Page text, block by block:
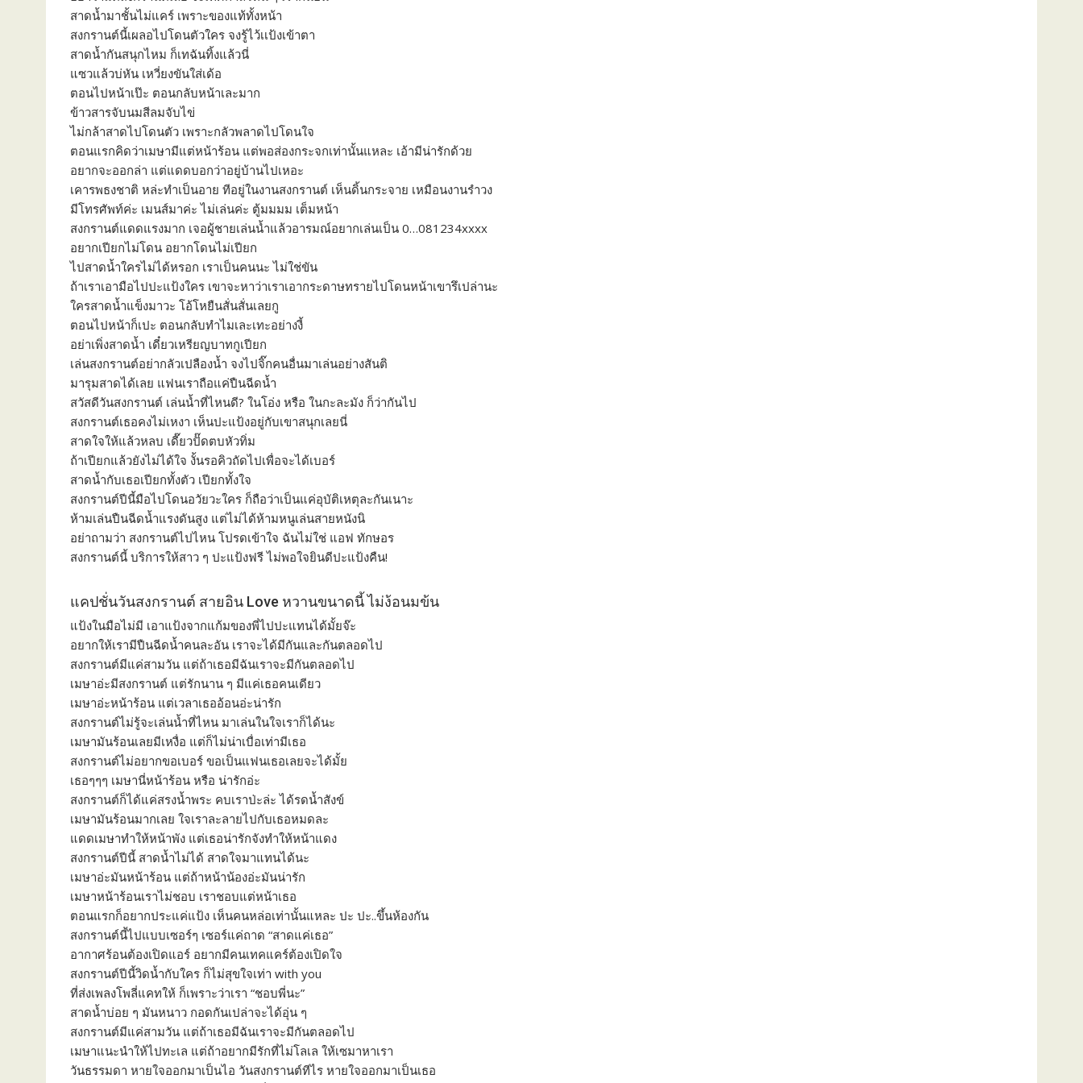
สาดน้ำมาชั้นไม่แคร์ เพราะของแท้ทั้งหน้า
สงกรานต์นี้เผลอไปโดนตัวใคร จงรู้ไว้เเป้งเข้าตา
สาดน้ำกันสนุกไหม ก็เทฉันทิ้งแล้วนี่
แซวแล้วบ่หัน เหวี่ยงขันใส่เด้อ
ตอนไปหน้าเป๊ะ ตอนกลับหน้าเละมาก
ข้าวสารจับนมสีลมจับไข่
ไม่กล้าสาดไปโดนตัว เพราะกลัวพลาดไปโดนใจ
ตอนแรกคิดว่าเมษามีแต่หน้าร้อน แต่พอส่องกระจกเท่านั้นแหละ เอ้ามีน่ารักด้วย
อยากจะออกล่า แต่แดดบอกว่าอยู่บ้านไปเหอะ
เคารพธงชาติ หล่ะทำเป็นอาย ทีอยู่ในงานสงกรานต์ เห็นดิ้นกระจาย เหมือนงานรำวง
มีโทรศัพท์ค่ะ เมนส์มาค่ะ ไม่เล่นค่ะ ตู้มมมม เต็มหน้า
สงกรานต์แดดแรงมาก เจอผู้ชายเล่นน้ำแล้วอารมณ์อยากเล่นเป็น 0…081234xxxx
อยากเปียกไม่โดน อยากโดนไม่เปียก
ไปสาดน้ำใครไม่ได้หรอก เราเป็นคนนะ ไม่ใช่ขัน
ถ้าเราเอามือไปปะแป้งใคร เขาจะหาว่าเราเอากระดาษทรายไปโดนหน้าเขารึเปล่านะ
ใครสาดน้ำแข็งมาวะ โอ้โหยืนสั่นสั่นเลยกู
ตอนไปหน้าก็เปะ ตอนกลับทำไมเละเทะอย่างงี้
อย่าเพิ่งสาดน้ำ เดี๋ยวเหรียญบาทกูเปียก
เล่นสงกรานต์อย่ากลัวเปลืองน้ำ จงไปจิ๊กคนอื่นมาเล่นอย่างสันติ
มารุมสาดได้เลย แฟนเราถือแค่ปืนฉีดน้ำ
สวัสดีวันสงกรานต์ เล่นน้ำที่ไหนดี? ในโอ่ง หรือ ในกะละมัง ก็ว่ากันไป
สงกรานต์เธอคงไม่เหงา เห็นปะแป้งอยู่กับเขาสนุกเลยนี่
สาดใจให้แล้วหลบ เดี๊ยวปั๊ดตบหัวทิ่ม
ถ้าเปียกแล้วยังไม่ได้ใจ งั้นรอคิวถัดไปเพื่อจะได้เบอร์
สาดน้ำกับเธอเปียกทั้งตัว เปียกทั้งใจ
สงกรานต์ปีนี้มือไปโดนอวัยวะใคร ก็ถือว่าเป็นแค่อุบัติเหตุละกันเนาะ
ห้ามเล่นปืนฉีดน้ำแรงดันสูง แต่ไม่ได้ห้ามหนูเล่นสายหนังนิ
อย่าถามว่า สงกรานต์ไปไหน โปรดเข้าใจ ฉันไม่ใช่ แอฟ ทักษอร
สงกรานต์นี้ บริการให้สาว ๆ ปะแป้งฟรี ไม่พอใจยินดีปะแป้งคืน!
แคปชั่นวันสงกรานต์ สายอิน Love หวานขนาดนี้ ไม่ง้อนมข้น
แป้งในมือไม่มี เอาแป้งจากแก้มของพี่ไปปะแทนได้มั้ยจ๊ะ
อยากให้เรามีปืนฉีดน้ำคนละอัน เราจะได้มีกันและกันตลอดไป
สงกรานต์มีแค่สามวัน แต่ถ้าเธอมีฉันเราจะมีกันตลอดไป
เมษาอ่ะมีสงกรานต์ แต่รักนาน ๆ มีแค่เธอคนเดียว
เมษาอ่ะหน้าร้อน แต่เวลาเธออ้อนอ่ะน่ารัก
สงกรานต์ไม่รู้จะเล่นน้ำที่ไหน มาเล่นในใจเราก็ได้นะ
เมษามันร้อนเลยมีเหงื่อ แต่ก็ไม่น่าเบื่อเท่ามีเธอ
สงกรานต์ไม่อยากขอเบอร์ ขอเป็นแฟนเธอเลยจะได้มั้ย
เธอๆๆๆ เมษานี่หน้าร้อน หรือ น่ารักอ่ะ
สงกรานต์ก็ได้แค่สรงน้ำพระ คบเราป่ะล่ะ ได้รดน้ำสังข์
เมษามันร้อนมากเลย ใจเราละลายไปกับเธอหมดละ
แดดเมษาทำให้หน้าพัง แต่เธอน่ารักจังทำให้หน้าแดง
สงกรานต์ปีนี้ สาดน้ำไม่ได้ สาดใจมาแทนได้นะ
เมษาอ่ะมันหน้าร้อน แต่ถ้าหน้าน้องอ่ะมันน่ารัก
เมษาหน้าร้อนเราไม่ชอบ เราชอบแต่หน้าเธอ
ตอนแรกก็อยากประแค่แป้ง เห็นคนหล่อเท่านั้นแหละ ปะ ปะ..ขึ้นห้องกัน
สงกรานต์นี้ไปแบบเซอร์ๆ เซอร์แค่ถาด “สาดแค่เธอ”
อากาศร้อนต้องเปิดแอร์ อยากมีคนเทคแคร์ต้องเปิดใจ
สงกรานต์ปีนี้วิดน้ำกับใคร ก็ไม่สุขใจเท่า with you
ที่ส่งเพลงโพลี่แคทให้ ก็เพราะว่าเรา “ชอบพี่นะ”
สาดน้ำบ่อย ๆ มันหนาว กอดกันเปล่าจะได้อุ่น ๆ
สงกรานต์มีแค่สามวัน แต่ถ้าเธอมีฉันเราจะมีกันตลอดไป
เมษาแนะนำให้ไปทะเล แต่ถ้าอยากมีรักที่ไม่โลเล ให้เซมาหาเรา
วันธรรมดา หายใจออกมาเป็นไอ วันสงกรานต์ทีไร หายใจออกมาเป็นเธอ